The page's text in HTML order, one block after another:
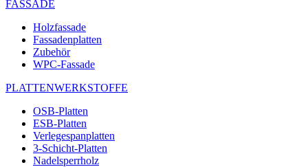
FASSADE
Holzfassade
Fassadenplatten
Zubehör
WPC-Fassade
PLATTENWERKSTOFFE
OSB-Platten
ESB-Platten
Verlegespanplatten
3-Schicht-Platten
Nadelsperrholz